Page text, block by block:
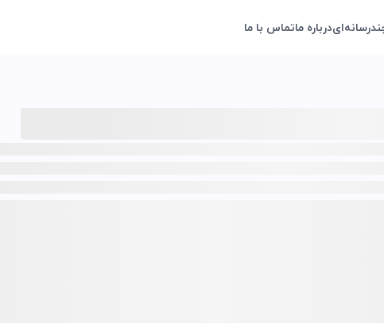
درباره ماتماس با ما